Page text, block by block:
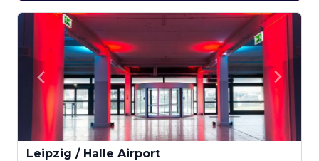
Leipzig / Halle Airport